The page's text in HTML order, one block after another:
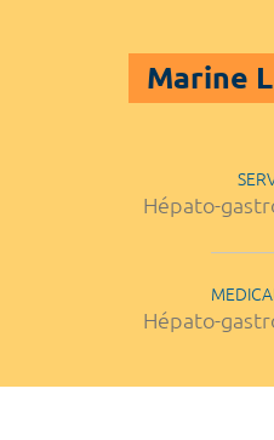
Marine
Hépato-
Hépato-